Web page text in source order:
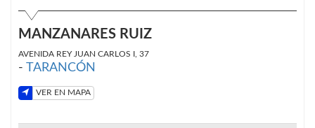
MANZANARES RUIZ
AVENIDA REY JUAN CARLOS I, 37
- TARANCÓN
VER EN MAPA